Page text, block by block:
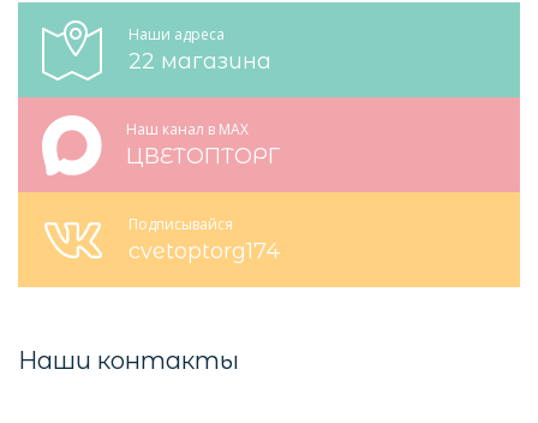
Наши адреса
22 магазина
Наш канал в MAX
ЦВЕТОПТОРГ
Подписывайся
cvetoptorg174
Наши контакты